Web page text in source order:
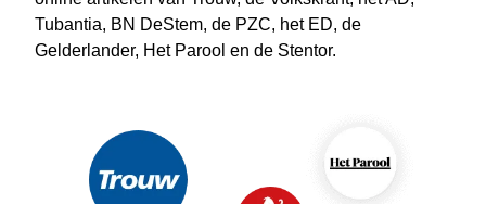
Tubantia, BN DeStem, de PZC, het ED, de
Gelderlander, Het Parool en de Stentor.